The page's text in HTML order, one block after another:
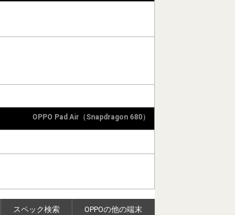
OPPO Pad Air（Snapdragon 680）
スペック検索 OPPOの他の端末